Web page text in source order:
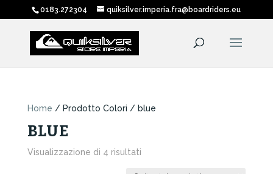
0183.272304 quiksilver.imperia.fra@boardriders.eu
Home / Prodotto Colori / blue
BLUE
Visualizzazione di 4 risultatiOrdina